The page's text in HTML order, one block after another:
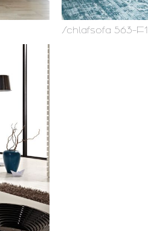
Schlafsofa 563-F1